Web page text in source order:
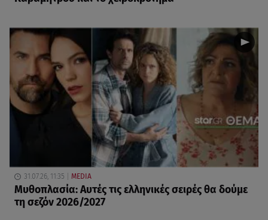
31.07.26, 11:35 MEDIA
Μυθοπλασία: Αυτές τις ελληνικές σειρές θα δούμε
τη σεζόν 2026/2027